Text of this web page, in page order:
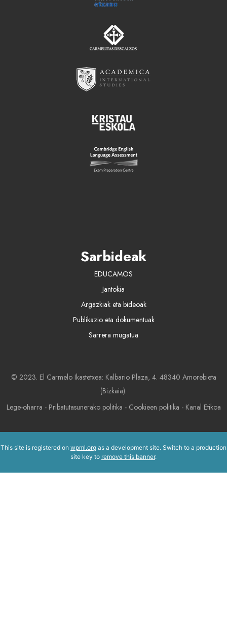
Sarbideak
EDUCAMOS
Jantokia
Argazkiak eta bideoak
Publikazio eta dokumentuak
Sarrera mugatua
© 2023. El Carmelo Ikastetxea: Kalbario Plaza, 4. 48340 Amorebieta
(Bizkaia).
Lege-oharra - Pribatutasunerako politika - Cookieen politika - Kanal Etikoa
This site is registered on wpml.org as a development site. Switch to a production
site key to remove this banner.